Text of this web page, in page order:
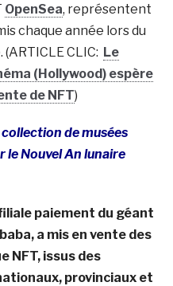
OpenSea, représentent
chaque année lors du
(ARTICLE CLIC: Le
(Hollywood) espère
de NFT)
de musées
le Nouvel An lunaire
paiement du géant
a mis en vente des
NFT, issus des
provinciaux et